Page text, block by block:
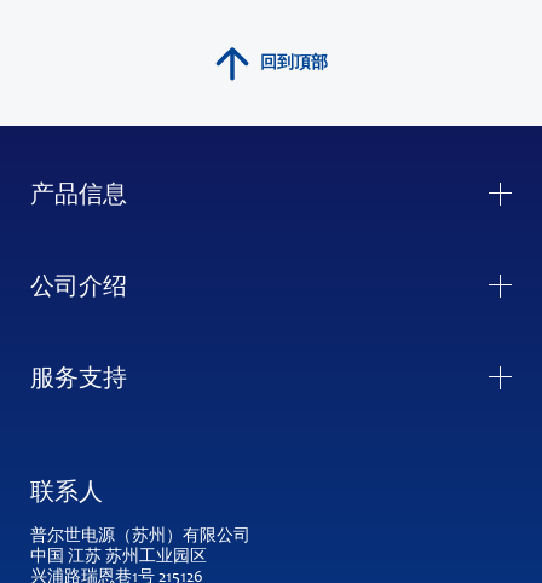
回到頂部
产品信息
公司介绍
服务支持
联系人
普尔世电源（苏州）有限公司
中国 江苏 苏州工业园区
兴浦路瑞恩巷1号 215126